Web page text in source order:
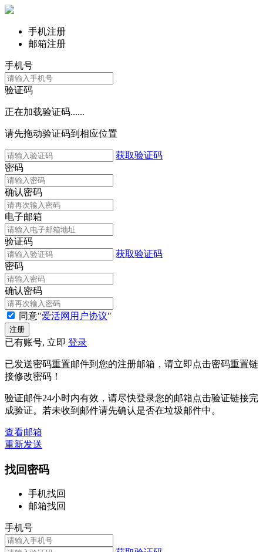
手机注册
邮箱注册
手机号
验证码
正在加载验证码......
请先拖动验证码到相应位置
获取验证码
密码
确认密码
电子邮箱
验证码
获取验证码
密码
确认密码
同意"爱活网用户协议"
已有账号, 立即 登录
已发送密码重置邮件到您的注册邮箱，请立即点击密码重置链
接修改密码！
验证邮件24小时内有效，请尽快登录您的邮箱点击验证链接完
成验证。若未收到邮件请先确认是否在垃圾邮件中。
查看邮箱
重新发送
找回密码
手机找回
邮箱找回
手机号